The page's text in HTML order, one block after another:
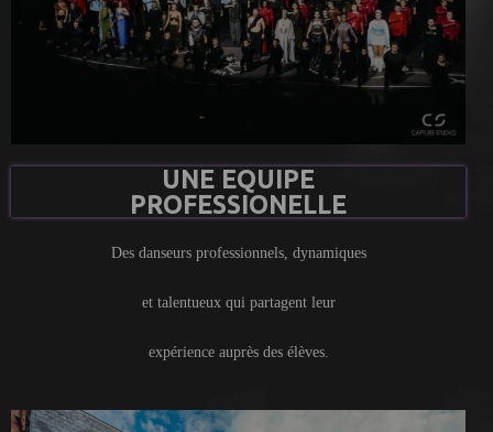
UNE EQUIPE
PROFESSIONELLE
Des danseurs professionnels, dynamiques
et talentueux qui partagent leur
expérience auprès des élèves.